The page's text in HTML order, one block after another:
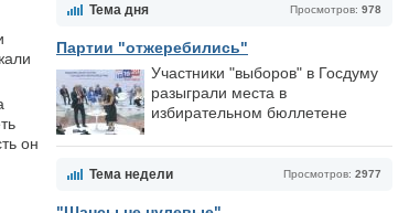
Просмотров: 978
Тема дня
Партии "отжеребились"
Участники "выборов" в Госдуму
разыграли места в
избирательном бюллетене
Просмотров: 2977
Тема недели
он